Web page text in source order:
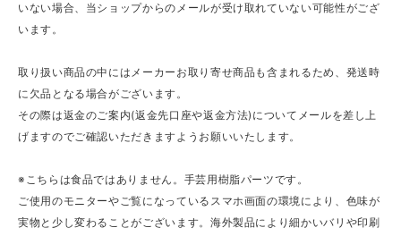
いない場合、当ショップからのメールが受け取れていない可能性がござ
います。
取り扱い商品の中にはメーカーお取り寄せ商品も含まれるため、発送時
に欠品となる場合がございます。
その際は返金のご案内(返金先口座や返金方法)についてメールを差し上
げますのでご確認いただきますようお願いいたします。
※こちらは食品ではありません。手芸用樹脂パーツです。
ご使用のモニターやご覧になっているスマホ画面の環境により、色味が
実物と少し変わることがございます。海外製品により細かいバリや印刷